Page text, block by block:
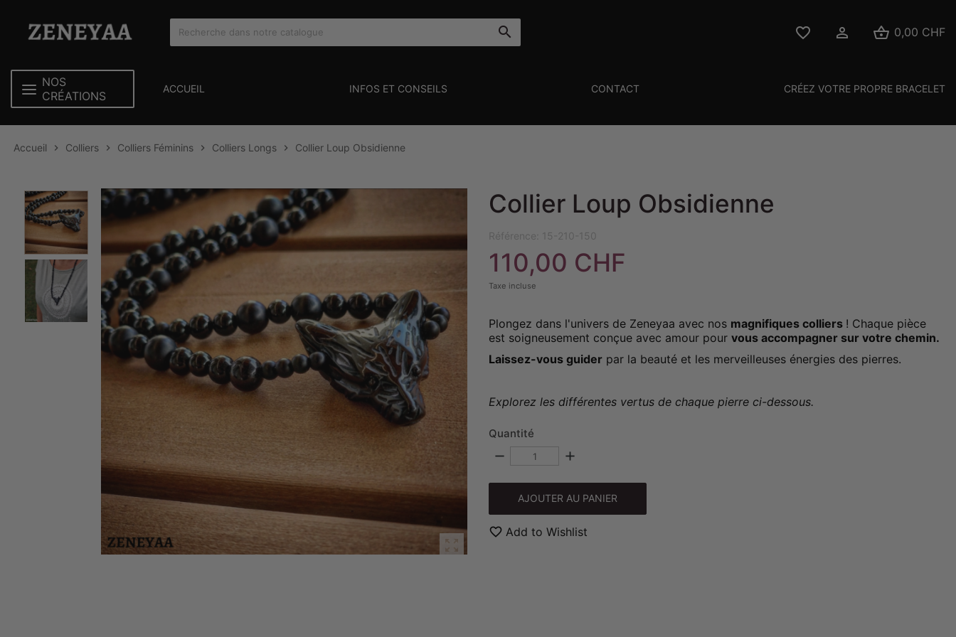
    0,00 CHF
NOS
CRÉATIONS
ACCUEIL INFOS ET CONSEILS CONTACT CRÉEZ VOTRE PROPRE BRACELET
Accueil  Colliers  Colliers Féminins  Colliers Longs  Collier Loup Obsidienne

Collier Loup Obsidienne
Référence: 15-210-150
110,00 CHF
Taxe incluse
Plongez dans l'univers de Zeneyaa avec nos magnifiques colliers ! Chaque pièce
est soigneusement conçue avec amour pour vous accompagner sur votre chemin.
Laissez-vous guider par la beauté et les merveilleuses énergies des pierres.
Explorez les différentes vertus de chaque pierre ci-dessous.
Quantité
remove add
AJOUTER AU PANIER
favorite_border Add to Wishlist